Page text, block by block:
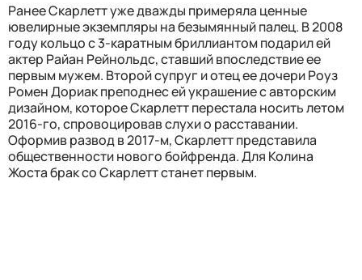
Ранее Скарлетт уже дважды примеряла ценные
ювелирные экземпляры на безымянный палец. В 2008
году кольцо с 3-каратным бриллиантом подарил ей
актер Райан Рейнольдс, ставший впоследствие ее
первым мужем. Второй супруг и отец ее дочери Роуз
Ромен Дориак преподнес ей украшение с авторским
дизайном, которое Скарлетт перестала носить летом
2016-го, спровоцировав слухи о расставании.
Оформив развод в 2017-м, Скарлетт представила
общественности нового бойфренда. Для Колина
Жоста брак со Скарлетт станет первым.